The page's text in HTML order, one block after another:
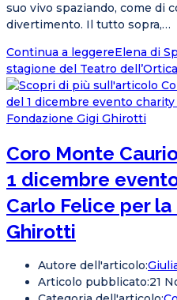
suo vivo spaziando, come di
divertimento. Il tutto sopra,…
Continua a leggereElena di
stagione del Teatro
Coro Monte
1 dicembre
Carlo Felice per
Ghirotti
Autore dell'articolo:
Articolo pubblicato:21